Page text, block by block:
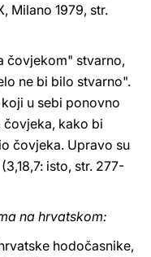
Milano 1979, str.
čovjekom" stvarno,
ne bi bilo stvarno".
u sebi ponovno
čovjeka, kako bi
čovjeka. Upravo su
isto, str. 277-
na hrvatskom:
hodočasnike,